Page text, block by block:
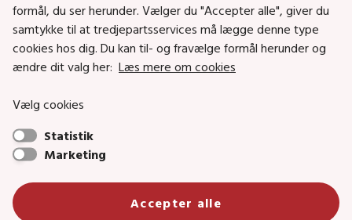
Job i Social- og Boligstyrelsen
Puljer og tilskud
Nyhedsbreve
Social- og Boligstyrelsens nyheder som RSS feed
Social- og Boligstyrelsen • Tlf.: 72 42 37 00 •
sikkermail• EAN-nr.: 5798000354838 • CVR-nr.:
formål, du ser herunder. Vælger du "Accepter alle", giver du
samtykke til at tredjepartsservices må lægge denne type
cookies hos dig. Du kan til- og fravælge formål herunder og
ændre dit valg her: Læs mere om cookies
Vælg cookies
Statistik
Marketing
Accepter alle